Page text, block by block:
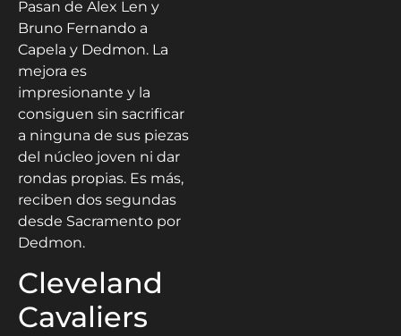
Pasan de Alex Len y
Bruno Fernando a
Capela y Dedmon. La
mejora es
impresionante y la
consiguen sin sacrificar
a ninguna de sus piezas
del núcleo joven ni dar
rondas propias. Es más,
reciben dos segundas
desde Sacramento por
Dedmon.
Cleveland
Cavaliers